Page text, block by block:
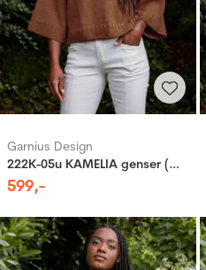
Garnius Design
222K-05u KAMELIA genser (Merinor)
599,-